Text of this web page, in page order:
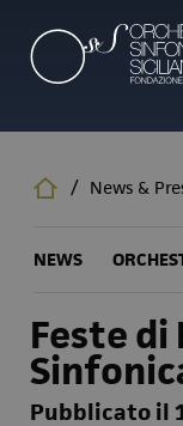
contenuto
principale
/ News &
NEWS
Feste di
Pubblicato il